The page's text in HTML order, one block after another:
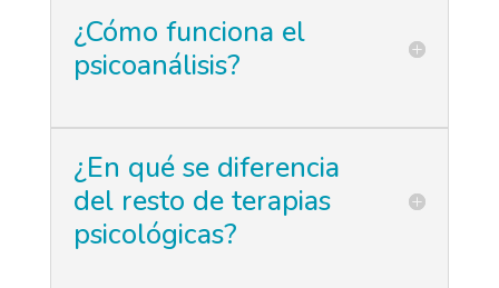
¿Cómo funciona el
psicoanálisis?
¿En qué se diferencia
del resto de terapias
psicológicas?